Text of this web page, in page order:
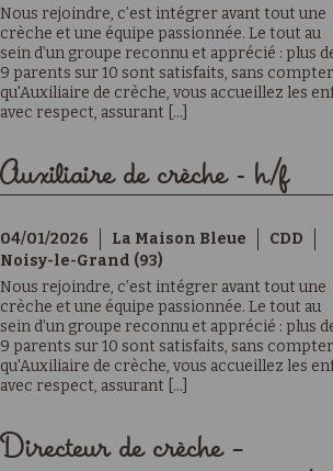
Nous rejoindre, c’est intégrer avant tout une
crèche et une équipe passionnée. Le tout au
sein d’un groupe reconnu et apprécié : plus
9 parents sur 10 sont satisfaits, sans
qu'Auxiliaire de crèche, vous accueillez les
avec respect, assurant [...]
Auxiliaire de crèche - h/f
04/01/2026 La Maison Bleue
CDD
Noisy-le-Grand (93)
Nous rejoindre, c’est intégrer avant tout une
crèche et une équipe passionnée. Le tout au
sein d’un groupe reconnu et apprécié : plus
9 parents sur 10 sont satisfaits, sans
qu'Auxiliaire de crèche, vous accueillez les
avec respect, assurant [...]
Directeur de crèche –